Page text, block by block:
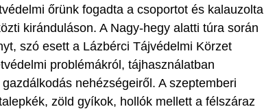
őrünk fogadta a csoportot és kalauzolta
kiránduláson. A Nagy-hegy alatti túra során
szó esett a Lázbérci Tájvédelmi Körzet
problémákról, tájhasználatban
nehézségeiről. A szeptemberi
zöld gyíkok, hollók mellett a félszáraz